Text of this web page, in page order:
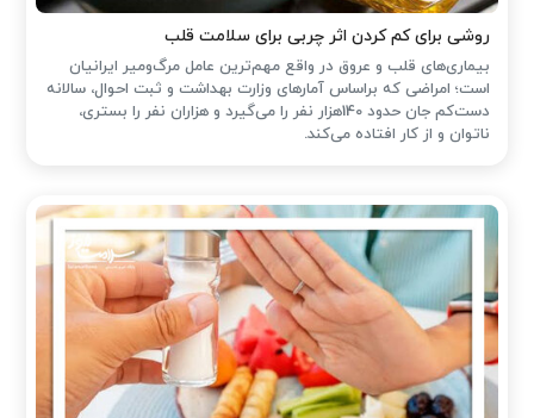
روشی برای کم کردن اثر چربی برای سلامت قلب
بیماری‌های قلب و عروق در واقع مهم‌ترین عامل مرگ‌ومیر ایرانیان
است؛ امراضی که براساس آمارهای وزارت بهداشت و ثبت احوال، سالانه
دست‌کم جان حدود 140هزار نفر را می‌گیرد و هزاران نفر را بستری،
ناتوان و از کار افتاده می‌کند.